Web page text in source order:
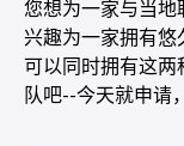
您想为一家与当
兴趣为一家拥有
可以同时拥有这
队吧--今天就申请